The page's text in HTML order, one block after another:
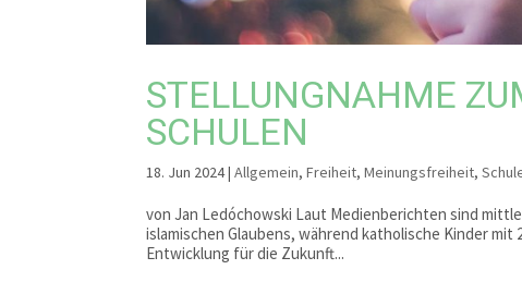
STELLUNGNAHME
SCHULEN
18. Jun 2024|Allgemein,Freiheit,Meinungsfreiheit,
von Jan Ledóchowski Laut Medienberichten sind
islamischen Glaubens, während katholische Kinder
Entwicklung für die Zukunft...